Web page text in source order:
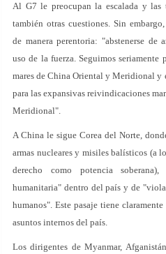
Al G7 le preocupan la escalada y las
también otras cuestiones. Sin
de manera perentoria: "abstenerse de
uso de la fuerza. Seguimos
mares de China Oriental y Meridional y
para las expansivas reivindicaciones
Meridional".
A China le sigue Corea del Norte,
armas nucleares y misiles balísticos (a
derecho como potencia
humanitaria" dentro del país y de
humanos". Este pasaje tiene
asuntos internos del país.
Los dirigentes de Myanmar,